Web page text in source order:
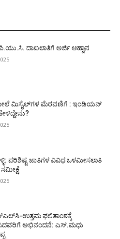
ದಾಖಲಾತಿಗೆ ಅರ್ಜಿ ಆಹ್ವಾನ
ಮಿಸೈಲ್​ಗಳ ಮೆರವಣಿಗೆ : ಇಂಡಿಯನ್
ಪರಿಶಿಷ್ಟ ಜಾತಿಗಳ ವಿವಿಧ ಒಳಮೀಸಲಾತಿ
ಸಮೀಕ್ಷೆ
ಉತ್ತಮ ಫಲಿತಾಂಶಕ್ಕೆ
ಅಭಿನಂದನೆ: ಎಸ್.ಮಧು